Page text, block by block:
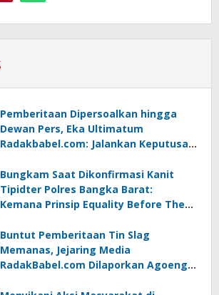
Pemberitaan Dipersoalkan hingga
Dewan Pers, Eka Ultimatum
Radakbabel.com: Jalankan Keputusan
Bungkam Saat Dikonfirmasi Kanit
Tipidter Polres Bangka Barat:
Kemana Prinsip Equality Before The
Buntut Pemberitaan Tin Slag
Memanas, Jejaring Media
RadakBabel.com Dilaporkan Agoeng